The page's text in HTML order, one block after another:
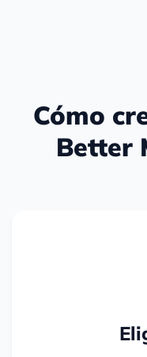
Cómo
Better